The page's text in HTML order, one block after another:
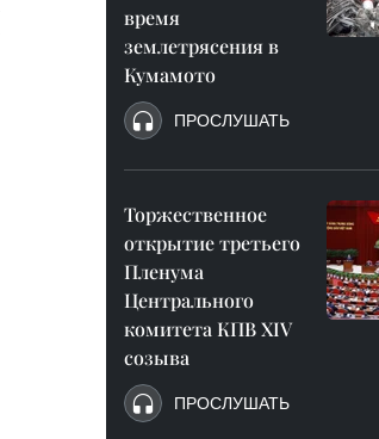
время
землетрясения в
Кумамото
ПРОСЛУШАТЬ
Торжественное
открытие третьего
Пленума
Центрального
комитета КПВ XIV
созыва
ПРОСЛУШАТЬ